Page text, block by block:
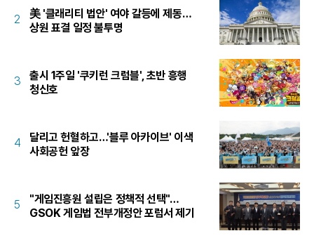
2
美 '클래리티 법안' 여야 갈등에 제동…
상원 표결 일정 불투명
3
출시 1주일 '쿠키런 크럼블', 초반 흥행
청신호
4
달리고 헌혈하고…'블루 아카이브' 이색
사회공헌 앞장
5
"게임진흥원 설립은 정책적 선택"…
GSOK 게임법 전부개정안 포럼서 제기